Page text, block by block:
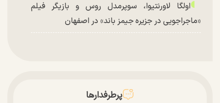
اولگا لاورنتیوا، سوپرمدل روس و بازیگر فیلم
«ماجراجویی در جزیره جیمز باند» در اصفهان
پرطرفدارها